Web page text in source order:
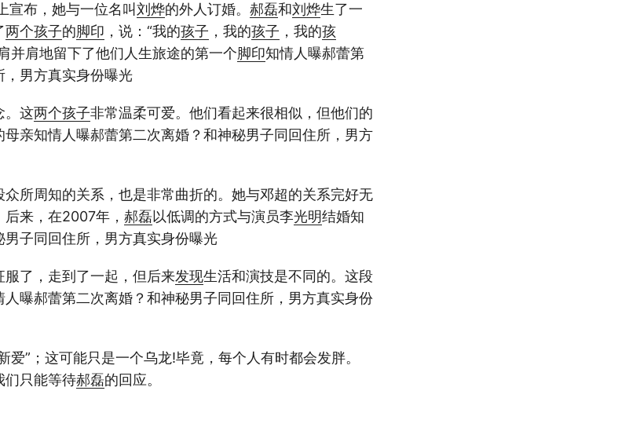
宣布，她与一位名叫刘烨的外人订婚。 郝磊和刘烨生了一
两个孩子的脚印 ，说：“我的孩子 ，我的孩子 ，我的孩
并肩地留下了他们人生旅途的第一个脚印知情人曝郝蕾第
男方真实身份曝光
。这两个孩子非常温柔可爱。他们看起来很相似，但他们的
亲知情人曝郝蕾第二次离婚？和神秘男子同回住所，男方
众所周知的关系，也是非常曲折的。她与邓超的关系完好无
来，在2007年， 郝磊以低调的方式与演员李光明结婚知
子同回住所，男方真实身份曝光
服了，走到了一起，但后来发现生活和演技是不同的。这段
曝郝蕾第二次离婚？和神秘男子同回住所，男方真实身份
新爱”；这可能只是一个乌龙!毕竟，每个人有时都会发胖。
们只能等待郝磊的回应。